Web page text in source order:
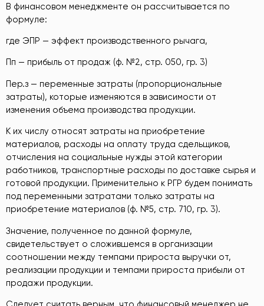
В финансовом менеджменте он рассчитывается по
формуле:
где ЭПР — эффект производственного рычага,
Пп — прибыль от продаж (ф. №2, стр. 050, гр. 3)
Пер.з — переменные затраты (пропорциональные
затраты), которые изменяются в зависимости от
изменения объема производства продукции.
К их числу относят затраты на приобретение
материалов, расходы на оплату труда сдельщиков,
отчисления на социальные нужды этой категории
работников, транспортные расходы по доставке сырья и
готовой продукции. Применительно к РГР будем понимать
под переменными затратами только затраты на
приобретение материалов (ф. №5, стр. 710, гр. 3).
Значение, полученное по данной формуле,
свидетельствует о сложившемся в организации
соотношении между темпами прироста выручки от,
реализации продукции и темпами прироста прибыли от
продажи продукции.